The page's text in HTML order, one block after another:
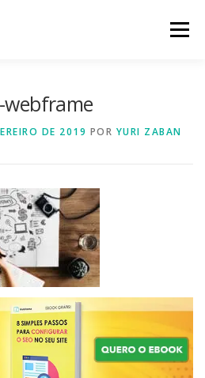
Menu
DE 2019 POR YURI ZABAN